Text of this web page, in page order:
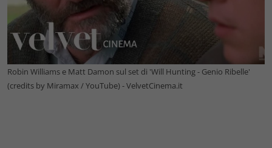
Robin Williams e Matt Damon sul set di 'Will Hunting - Genio Ribelle'
(credits by Miramax / YouTube) - VelvetCinema.it